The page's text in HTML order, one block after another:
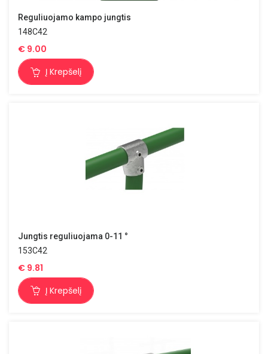
Reguliuojamo kampo jungtis
148C42
€ 9.00
Į Krepšelį
Jungtis reguliuojama 0-11 °
153C42
€ 9.81
Į Krepšelį